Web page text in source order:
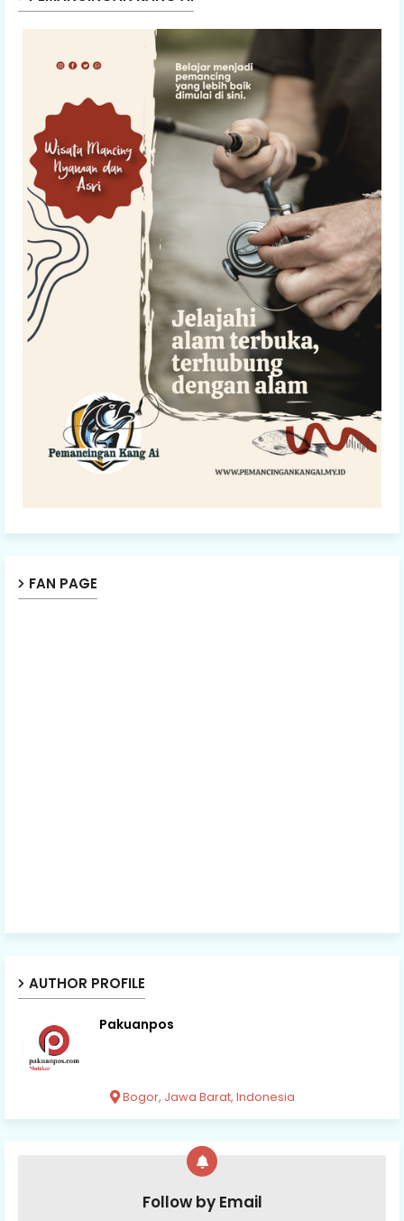
FAN PAGE
AUTHOR PROFILE
Pakuanpos
Bogor, Jawa Barat, Indonesia
Follow by Email